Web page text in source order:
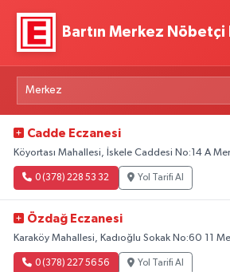
Bartın Merkez Nöbetçi
Cadde Eczanesi
Köyortası Mahallesi, İskele Caddesi No:14 A
0 (378) 228 53 32 Yol Tarifi Al
Özdağ Eczanesi
Karaköy Mahallesi, Kadıoğlu Sokak No:60 11
0 (378) 227 56 56 Yol Tarifi Al